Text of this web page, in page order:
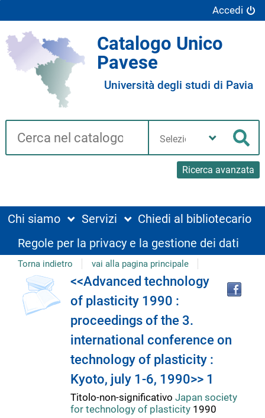
Accedi
Catalogo Unico
Pavese
Università degli studi di Pavia
Cerca su "Catalogo"
Ricerca avanzata
biblioteca
Chi siamo Servizi
Chiedi al bibliotecario
Regole per la privacy e la gestione dei dati
Torna indietro vai alla pagina principale
Dettaglio
del
documento
copertina
<<Advanced technology
of plasticity 1990 :
proceedings of the 3.
international conference on
technology of plasticity :
Kyoto, july 1-6, 1990>> 1
Titolo-non-significativo Japan society
for technology of plasticity 1990